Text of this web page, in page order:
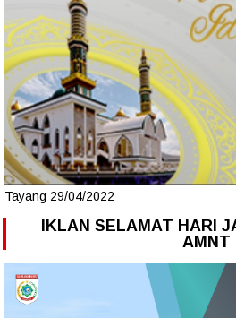
Tayang 29/04/2022
IKLAN SELAMAT HARI
AMNT